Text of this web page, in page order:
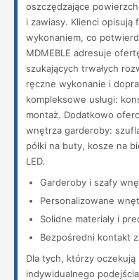
oszczędzające
i zawiasy. Klienci opisują
wykonaniem, co
MDMEBLE adresuje
szukających trwałych
ręczne wykonanie i
kompleksowe usługi:
montaż. Dodatkowo
wnętrza garderoby:
półki na buty, kosze na
LED.
Garderoby i szafy
Personalizowane
Solidne materiały i
Bezpośredni kontakt
Dla tych, którzy
indywidualnego